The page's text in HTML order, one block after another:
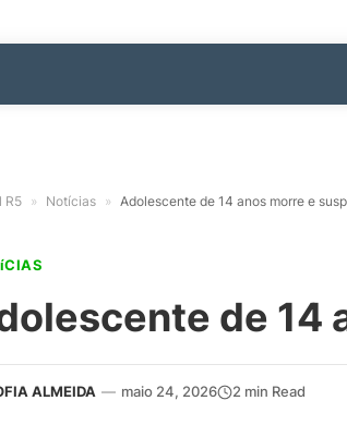
R5 » Notícias » Adolescente de 14 anos morre e
de 14
ALMEIDA — maio 24, 2026 2 min Read